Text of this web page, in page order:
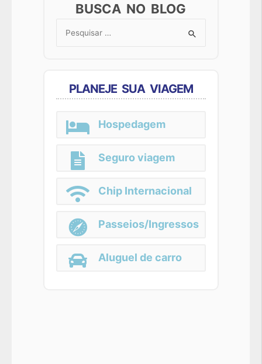
BUSCA NO BLOG
Search
PLANEJE SUA VIAGEM
Hospedagem
Seguro viagem
Chip Internacional
Passeios/Ingressos
Aluguel de carro